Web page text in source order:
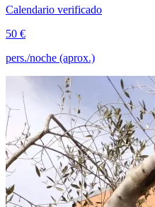
Calendario verificado
50 €
pers./noche (aprox.)